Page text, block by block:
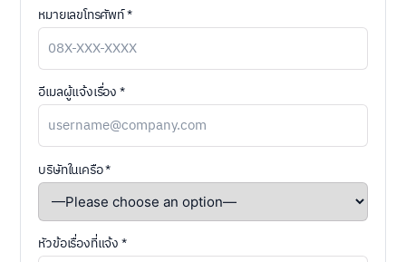
หมายเลขโทรศัพท์ *
อีเมลผู้แจ้งเรื่อง *
บริษัทในเครือ *
หัวข้อเรื่องที่แจ้ง *